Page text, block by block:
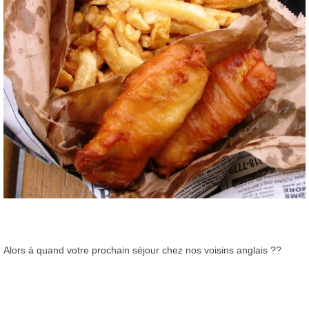
Alors à quand votre prochain séjour chez nos voisins anglais ??